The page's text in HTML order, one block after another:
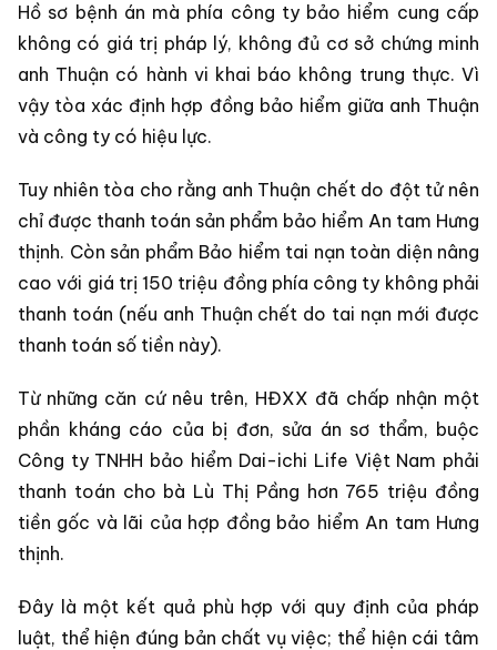
Hồ sơ bệnh án mà phía công ty bảo hiểm cung cấp
không có giá trị pháp lý, không đủ cơ sở chứng minh
anh Thuận có hành vi khai báo không trung thực. Vì
vậy tòa xác định hợp đồng bảo hiểm giữa anh Thuận
và công ty có hiệu lực.
Tuy nhiên tòa cho rằng anh Thuận chết do đột tử nên
chỉ được thanh toán sản phẩm bảo hiểm An tam Hưng
thịnh. Còn sản phẩm Bảo hiểm tai nạn toàn diện nâng
cao với giá trị 150 triệu đồng phía công ty không phải
thanh toán (nếu anh Thuận chết do tai nạn mới được
thanh toán số tiền này).
Từ những căn cứ nêu trên, HĐXX đã chấp nhận một
phần kháng cáo của bị đơn, sửa án sơ thẩm, buộc
Công ty TNHH bảo hiểm Dai-ichi Life Việt Nam phải
thanh toán cho bà Lù Thị Pầng hơn 765 triệu đồng
tiền gốc và lãi của hợp đồng bảo hiểm An tam Hưng
thịnh.
Đây là một kết quả phù hợp với quy định của pháp
luật, thể hiện đúng bản chất vụ việc; thể hiện cái tâm